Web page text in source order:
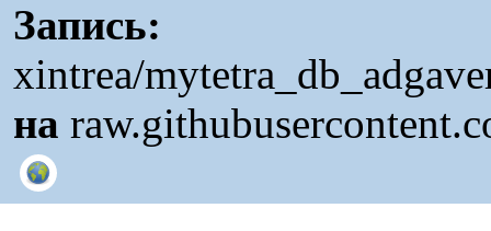
Запись:
xintrea/
на